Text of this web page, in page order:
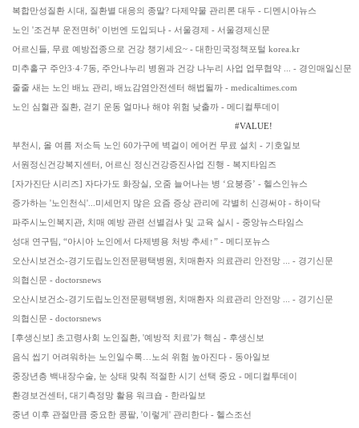
복합만성질환 시대, 질환별 대응의 종말? 다제약물 관리론 대두 - 디멘시아뉴스
노인 '조건부 운전면허' 이번엔 도입되나 - 서울경제 - 서울경제신문
어르신들, 무료 예방접종으로 건강 챙기세요~ - 대한민국정책포털 korea.kr
미추홀구 주안3·4·7동, 주안나누리 병원과 건강 나누리 사업 업무협약 ... - 경인매일신문
줄줄 새는 노인 배뇨 관리, 배뇨감염안전센터 해법될까 - medicaltimes.com
노인 심혈관 질환, 걷기 운동 얼마나 해야 위험 낮출까 - 메디컬투데이
#VALUE!
부천시, 올 여름 저소득 노인 60가구에 벽걸이 에어컨 무료 설치 - 기호일보
서원정신건강복지센터, 어르신 정신건강증진사업 진행 - 복지타임즈
[자가진단 시리즈] 자다가도 화장실, 오줌 늘어나는 병 ‘요붕증’ - 헬스인뉴스
증가하는 '노인천식'...미세먼지 많은 요즘 증상 관리에 각별히 신경써야 - 하이닥
파주시노인복지관, 치매 예방 관련 선별검사 및 교육 실시 - 중앙뉴스타임스
성대 연구팀, “아시아 노인에서 다제병용 처방 추세↑” - 메디포뉴스
오산시보건소-경기도립노인전문평택병원, 치매환자 의료관리 안전망 ... - 경기신문
의협신문 - doctorsnews
오산시보건소-경기도립노인전문평택병원, 치매환자 의료관리 안전망 ... - 경기신문
의협신문 - doctorsnews
[후생신보] 초고령사회 노인질환, '예방적 치료'가 핵심 - 후생신보
음식 씹기 어려워하는 노인일수록…노쇠 위험 높아진다 - 동아일보
중장년층 백내장수술, 눈 상태 맞춰 적절한 시기 선택 중요 - 메디컬투데이
환경보건센터, 대기측정망 활용 워크숍 - 한라일보
중년 이후 관절만큼 중요한 콩팥, '이렇게' 관리한다 - 헬스조선